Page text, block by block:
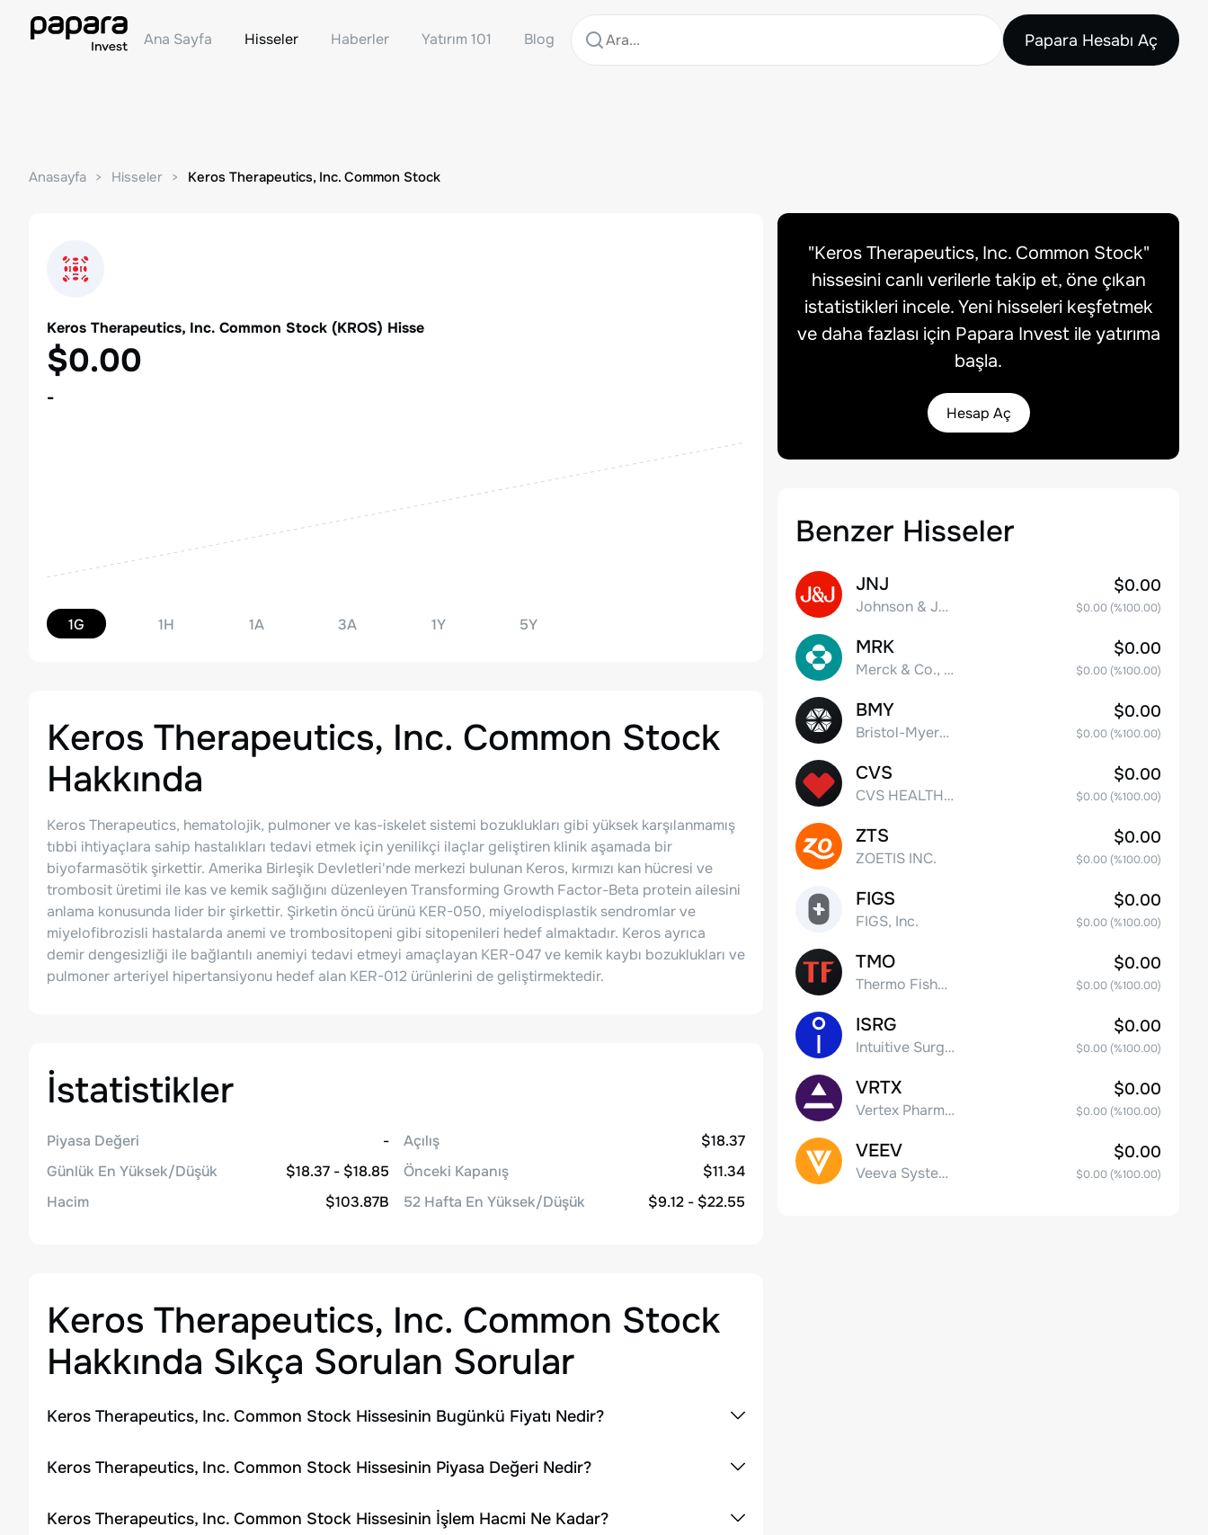
Ana Sayfa Hisseler Haberler Yatırım 101 Blog Papara Hesabı Aç
Anasayfa Hisseler Keros Therapeutics, Inc. Common Stock
Keros Therapeutics, Inc. Common Stock (KROS) Hisse
$0.00
-
1G 1H 1A 3A 1Y 5Y
Keros Therapeutics, Inc. Common Stock
Hakkında
Keros Therapeutics, hematolojik, pulmoner ve kas-iskelet sistemi bozuklukları gibi yüksek karşılanmamış
tıbbi ihtiyaçlara sahip hastalıkları tedavi etmek için yenilikçi ilaçlar geliştiren klinik aşamada bir
biyofarmasötik şirkettir. Amerika Birleşik Devletleri'nde merkezi bulunan Keros, kırmızı kan hücresi ve
trombosit üretimi ile kas ve kemik sağlığını düzenleyen Transforming Growth Factor-Beta protein ailesini
anlama konusunda lider bir şirkettir. Şirketin öncü ürünü KER-050, miyelodisplastik sendromlar ve
miyelofibrozisli hastalarda anemi ve trombositopeni gibi sitopenileri hedef almaktadır. Keros ayrıca
demir dengesizliği ile bağlantılı anemiyi tedavi etmeyi amaçlayan KER-047 ve kemik kaybı bozuklukları ve
pulmoner arteriyel hipertansiyonu hedef alan KER-012 ürünlerini de geliştirmektedir.
İstatistikler
Piyasa Değeri
-
Günlük En Yüksek/Düşük
$18.37 - $18.85
Hacim
$103.87B
Açılış
$18.37
Önceki Kapanış
$11.34
52 Hafta En Yüksek/Düşük
$9.12 - $22.55
Keros Therapeutics, Inc. Common Stock
Hakkında Sıkça Sorulan Sorular
Keros Therapeutics, Inc. Common Stock Hissesinin Bugünkü Fiyatı Nedir?
Keros Therapeutics, Inc. Common Stock Hissesinin Piyasa Değeri Nedir?
Keros Therapeutics, Inc. Common Stock Hissesinin İşlem Hacmi Ne Kadar?
"Keros Therapeutics, Inc. Common Stock"
hissesini canlı verilerle takip et, öne çıkan
istatistikleri incele. Yeni hisseleri keşfetmek
ve daha fazlası için Papara Invest ile yatırıma
başla.
Hesap Aç
Benzer Hisseler
JNJ
Johnson & Johnson
$0.00
$0.00(%100.00)
MRK
Merck & Co., Inc.
$0.00
$0.00(%100.00)
BMY
Bristol-Myers Squibb Co.
$0.00
$0.00(%100.00)
CVS
CVS HEALTH CORPORATION
$0.00
$0.00(%100.00)
ZTS
ZOETIS INC.
$0.00
$0.00(%100.00)
FIGS
FIGS, Inc.
$0.00
$0.00(%100.00)
TMO
Thermo Fisher Scientific, Inc.
$0.00
$0.00(%100.00)
ISRG
Intuitive Surgical Inc.
$0.00
$0.00(%100.00)
VRTX
Vertex Pharmaceuticals Inc
$0.00
$0.00(%100.00)
VEEV
Veeva Systems Inc.
$0.00
$0.00(%100.00)